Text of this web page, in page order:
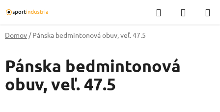
na
obsah
Hľadať
KOŠÍK
Domov / Pánska bedmintonová obuv, veľ. 47.5
Pánska bedmintonová
obuv, veľ. 47.5